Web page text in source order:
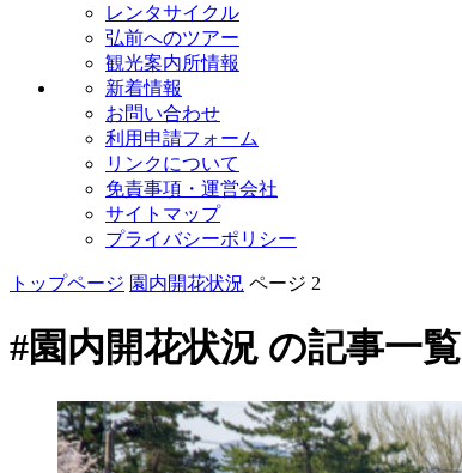
レンタサイクル
弘前へのツアー
観光案内所情報
新着情報
お問い合わせ
利用申請フォーム
リンクについて
免責事項・運営会社
サイトマップ
プライバシーポリシー
トップページ 園内開花状況 ページ 2
#園内開花状況 の記事一覧